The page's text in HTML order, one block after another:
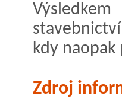
kdy
Zdroj